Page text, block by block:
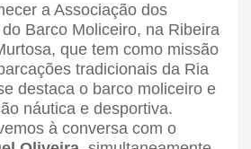
a Associação dos
Barco Moliceiro, na Ribeira
que tem como missão
tradicionais da Ria
destaca o barco moliceiro e
náutica e desportiva.
à conversa com o